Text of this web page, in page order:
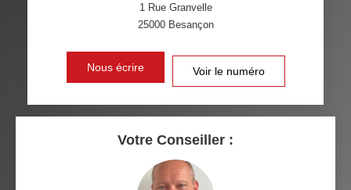
PART DES MÉNAGES SANS
VOITURE
DISTANCE DE L'AÉROPORT :
RESTAURANTS ET CAFÉS COMMERCES
1 Rue Granvelle
25000 Besançon
Nous écrire Voir le numéro
Votre Conseiller :